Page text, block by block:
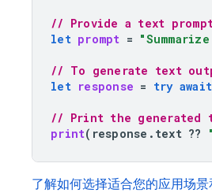
// Provide a text
let prompt =
// To generate text
let response = try await
// Print the generated
print( response . text ??
了解如何选择适合您的应用场